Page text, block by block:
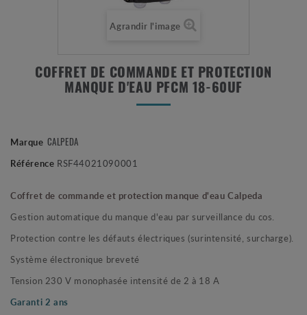
Agrandir l'image
COFFRET DE COMMANDE ET PROTECTION
MANQUE D'EAU PFCM 18-60UF
Marque CALPEDA
Référence RSF44021090001
Coffret de commande et protection manque d'eau Calpeda
Gestion automatique du manque d'eau par surveillance du cos.
Protection contre les défauts électriques (surintensité, surcharge).
Système électronique breveté
Tension 230 V monophasée intensité de 2 à 18 A
Garanti 2 ans